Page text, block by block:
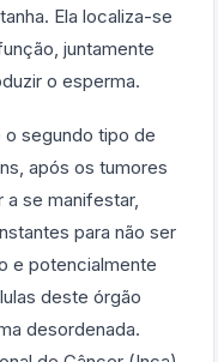
Ela localiza-se
juntamente
o esperma.
segundo tipo de
após os tumores
se manifestar,
para não ser
e potencialmente
deste órgão
desordenada.